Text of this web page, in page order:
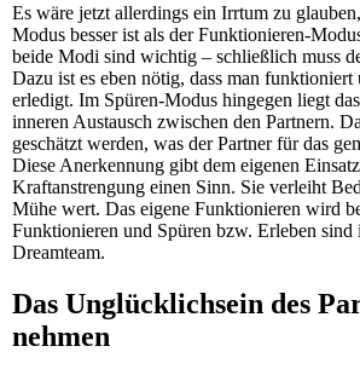
Es wäre jetzt allerdings ein Irrtum zu
Modus besser ist als der Funktionieren-
beide Modi sind wichtig – schließlich muss
Dazu ist es eben nötig, dass man funktioniert
erledigt. Im Spüren-Modus hingegen liegt
inneren Austausch zwischen den Partnern.
geschätzt werden, was der Partner für das
Diese Anerkennung gibt dem eigenen
Kraftanstrengung einen Sinn. Sie verleiht
Mühe wert. Das eigene Funktionieren wird
Funktionieren und Spüren bzw. Erleben sind
Dreamteam.
Das Unglücklichsein des
nehmen